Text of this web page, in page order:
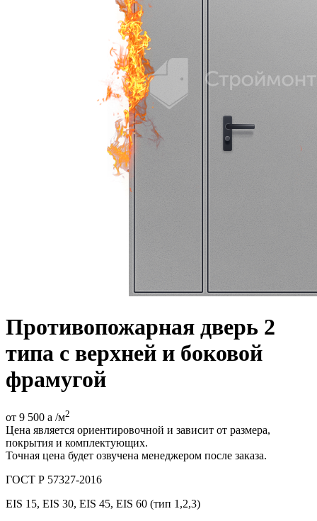
Противопожарная дверь 2
типа с верхней и боковой
фрамугой
от 9 500 a /м2
Цена является ориентировочной и зависит от размера,
покрытия и комплектующих.
Точная цена будет озвучена менеджером после заказа.
ГОСТ Р 57327-2016
EIS 15, EIS 30, EIS 45, EIS 60 (тип 1,2,3)